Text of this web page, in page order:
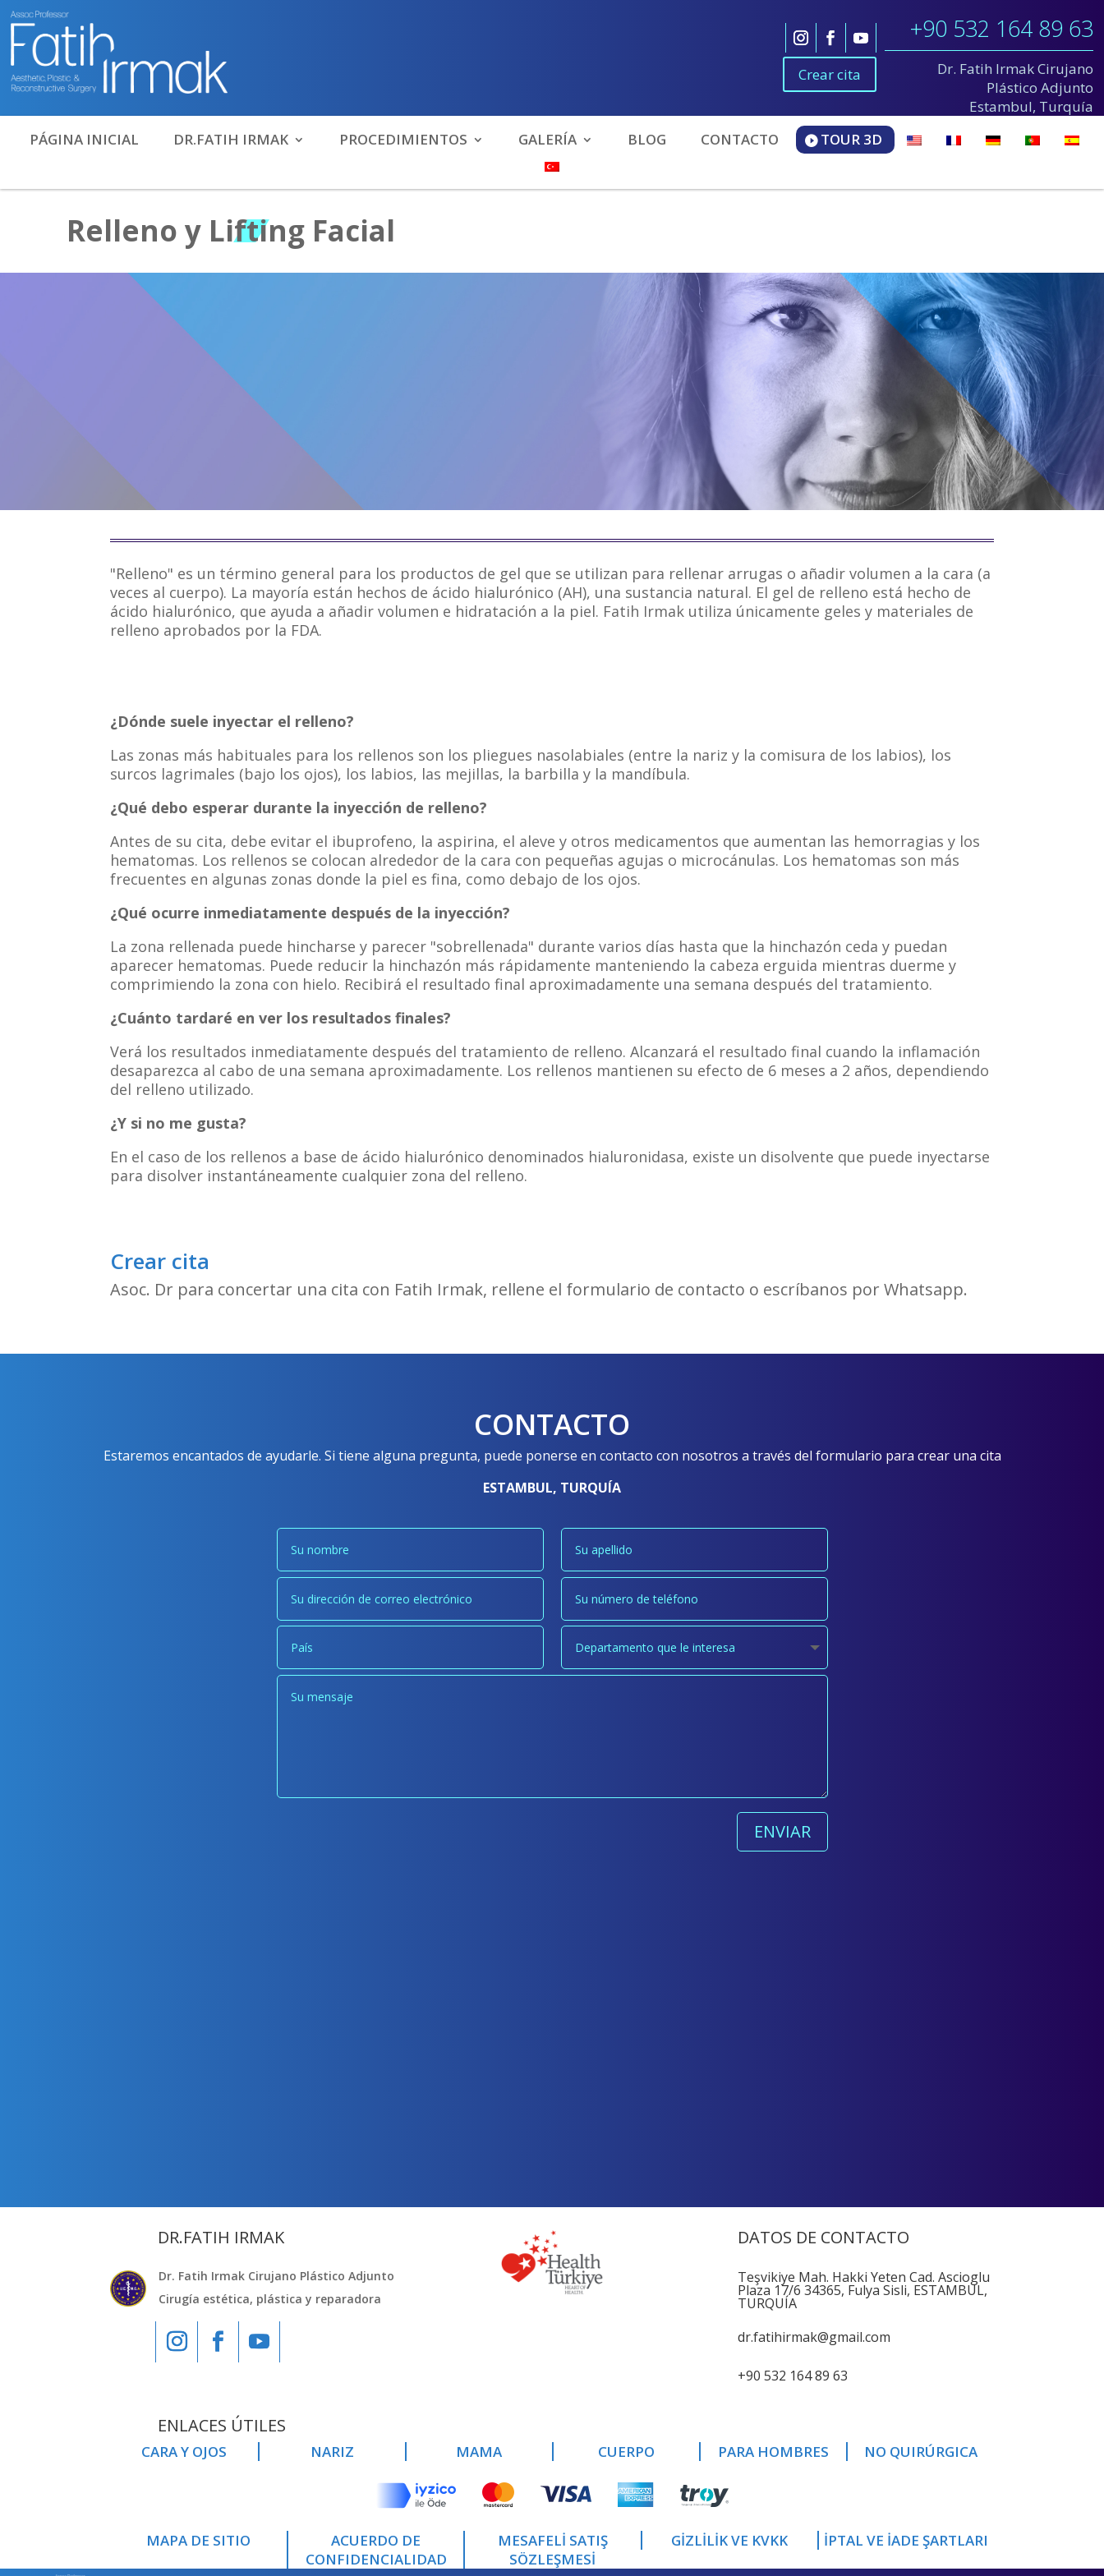
Crear cita
+90 532 164 89 63
Dr. Fatih Irmak Cirujano
Plástico Adjunto
Estambul, Turquía
PÁGINA INICIAL
DR.FATIH IRMAK PROCEDIMIENTOS GALERÍA BLOG CONTACTO TOUR 3D
Relleno y Lifting Facial
"Relleno" es un término general para los productos de gel que se utilizan para rellenar arrugas o añadir volumen a la cara (a
veces al cuerpo). La mayoría están hechos de ácido hialurónico (AH), una sustancia natural. El gel de relleno está hecho de
ácido hialurónico, que ayuda a añadir volumen e hidratación a la piel. Fatih Irmak utiliza únicamente geles y materiales de
relleno aprobados por la FDA.
¿Dónde suele inyectar el relleno?
Las zonas más habituales para los rellenos son los pliegues nasolabiales (entre la nariz y la comisura de los labios), los
surcos lagrimales (bajo los ojos), los labios, las mejillas, la barbilla y la mandíbula.
¿Qué debo esperar durante la inyección de relleno?
Antes de su cita, debe evitar el ibuprofeno, la aspirina, el aleve y otros medicamentos que aumentan las hemorragias y los
hematomas. Los rellenos se colocan alrededor de la cara con pequeñas agujas o microcánulas. Los hematomas son más
frecuentes en algunas zonas donde la piel es fina, como debajo de los ojos.
¿Qué ocurre inmediatamente después de la inyección?
La zona rellenada puede hincharse y parecer "sobrellenada" durante varios días hasta que la hinchazón ceda y puedan
aparecer hematomas. Puede reducir la hinchazón más rápidamente manteniendo la cabeza erguida mientras duerme y
comprimiendo la zona con hielo. Recibirá el resultado final aproximadamente una semana después del tratamiento.
¿Cuánto tardaré en ver los resultados finales?
Verá los resultados inmediatamente después del tratamiento de relleno. Alcanzará el resultado final cuando la inflamación
desaparezca al cabo de una semana aproximadamente. Los rellenos mantienen su efecto de 6 meses a 2 años, dependiendo
del relleno utilizado.
¿Y si no me gusta?
En el caso de los rellenos a base de ácido hialurónico denominados hialuronidasa, existe un disolvente que puede inyectarse
para disolver instantáneamente cualquier zona del relleno.
Crear cita
Asoc. Dr para concertar una cita con Fatih Irmak, rellene el formulario de contacto o escríbanos por Whatsapp.
CONTACTO
Estaremos encantados de ayudarle. Si tiene alguna pregunta, puede ponerse en contacto con nosotros a través del formulario para crear una cita
ESTAMBUL, TURQUÍA
ENVIAR
DR.FATIH IRMAK
Dr. Fatih Irmak Cirujano Plástico Adjunto
Cirugía estética, plástica y reparadora
DATOS DE CONTACTO
Teşvikiye Mah. Hakki Yeten Cad. Ascioglu
Plaza 17/6 34365, Fulya Sisli, ESTAMBUL,
TURQUÍA
dr.fatihirmak@gmail.com
+90 532 164 89 63
ENLACES ÚTILES
CARA Y OJOS NARIZ MAMA CUERPO PARA HOMBRES NO QUIRÚRGICA
MAPA DE SITIO
ACUERDO DE
CONFIDENCIALIDAD
MESAFELİ SATIŞ
SÖZLEŞMESİ
GİZLİLİK VE KVKK İPTAL VE İADE ŞARTLARI